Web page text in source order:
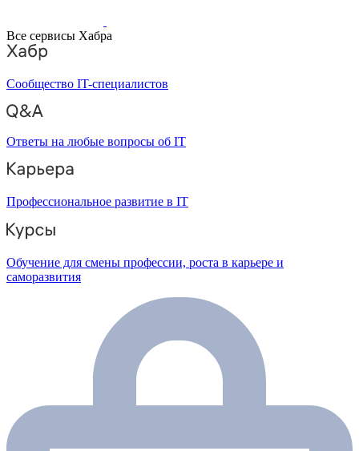
Все сервисы Хабра
Сообщество IT-специалистов
Ответы на любые вопросы об IT
Профессиональное развитие в IT
Обучение для смены профессии, роста в карьере и
саморазвития